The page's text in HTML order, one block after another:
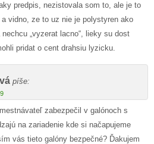
predpis, nezistovala som to, ale je to
a vidno, ze to uz nie je polystyren ako
„vyzerat lacno“, lieky su dost
pridat o cent drahsiu lyzicku.
píše:
zabezpečil v galónoch s
na zariadenie kde si načapujeme
vás tieto galóny bezpečné? Ďakujem